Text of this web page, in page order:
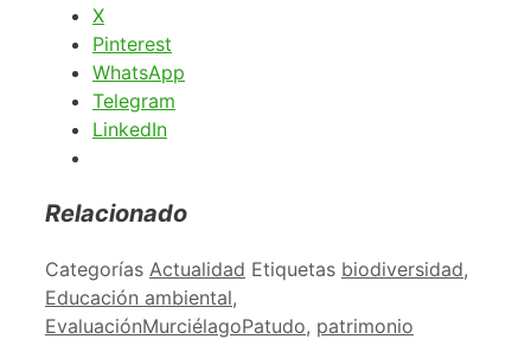
X
Pinterest
WhatsApp
Telegram
LinkedIn
Relacionado
Categorías Actualidad Etiquetas biodiversidad,
Educación ambiental,
EvaluaciónMurciélagoPatudo, patrimonio